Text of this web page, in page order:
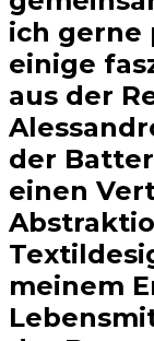
ich gerne
einige
aus der
der
einen
meinem